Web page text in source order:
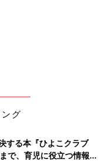
グ
する本『ひよこクラブ
、育児に役立つ情報が